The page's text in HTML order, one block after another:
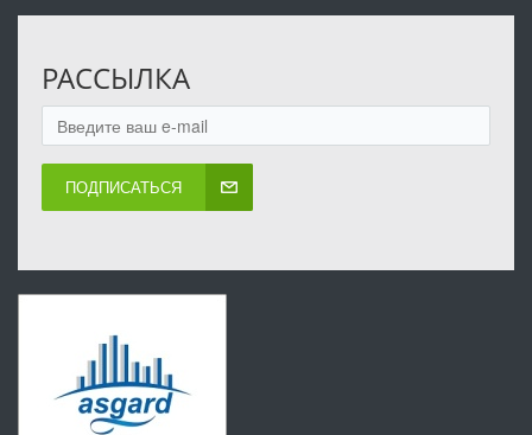
РАССЫЛКА
ПОДПИСАТЬСЯ